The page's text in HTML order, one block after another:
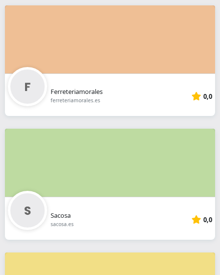
Ferreteriamorales
ferreteriamorales.es 0,0
Sacosa
sacosa.es 0,0